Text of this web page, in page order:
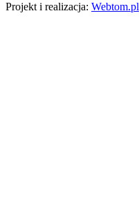
Projekt i realizacja: Webtom.pl